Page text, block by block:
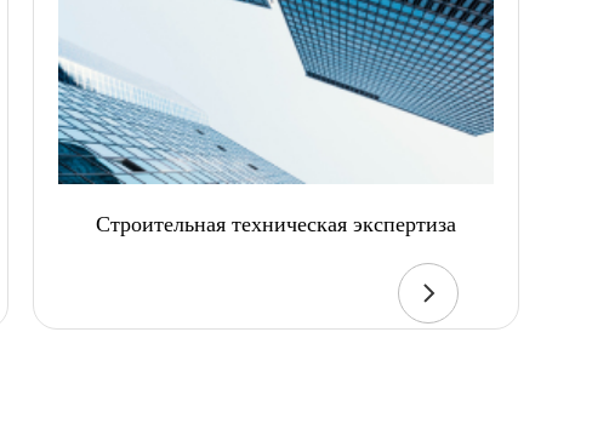
Строительная техническая экспертиза